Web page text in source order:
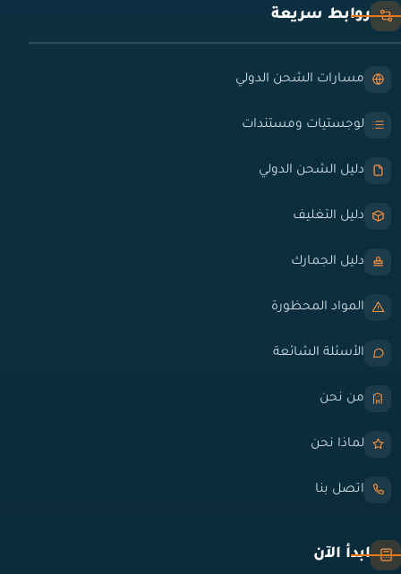
روابط سريعة
مسارات الشحن الدولي
لوجستيات ومستندات
دليل الشحن الدولي
دليل التغليف
دليل الجمارك
المواد المحظورة
الأسئلة الشائعة
من نحن
لماذا نحن
اتصل بنا
ابدأ الآن